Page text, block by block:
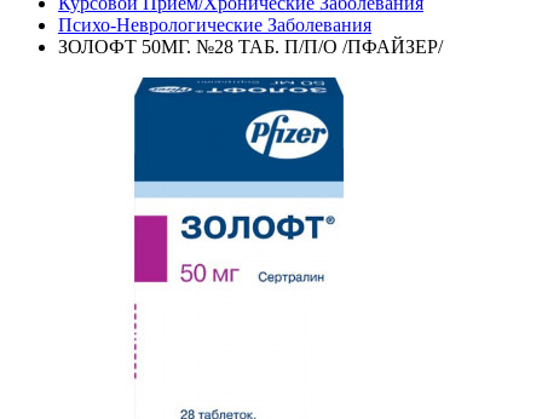
Психо-Неврологические Заболевания
ЗОЛОФТ 50МГ. №28 ТАБ. П/П/О /ПФАЙЗЕР/